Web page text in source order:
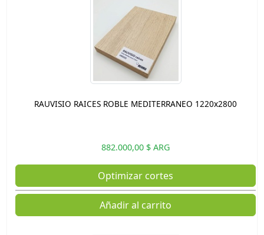
RAUVISIO RAICES ROBLE MEDITERRANEO 1220x2800
882.000,00 $ ARG
Optimizar cortes
Añadir al carrito